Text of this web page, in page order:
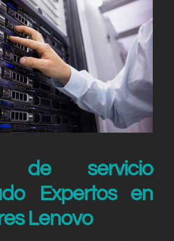
de servicio
Expertos en
Lenovo